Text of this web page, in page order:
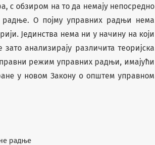
с обзиром на то да немају непосредно
радње. О појму управних радњи нема
Јединства нема ни у начину на који
анализирају различита теоријска
режим управних радњи, имајући
у новом Закону о општем управном
радње